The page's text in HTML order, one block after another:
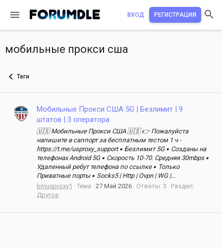
ВХОД РЕГИСТРАЦИЯ
мобильные прокси сша
Теги
Мобильные Прокси США 5G | Безлимит | 9
штатов | 3 оператора
🇺🇸 Мобильные Прокси США 🇺🇸 👉 Пожалуйста
напишите в саппорт за бесплатным тестом 1 ч -
https://t.me/usproxy_support ▪️ Безлимит 5G ▪️ Созданы на
телефонах Android 5G ▪️ Скорость 10-70. Средняя 30mbps ▪️
Удаленный ребут телефона по ссылке ▪️ Только
Приватные порты ▪️ Socks5 | Http | Ovpn | WG |...
bmusproxy1
Тема 27 Май 2026 Ответы: 3
Раздел:
Другое